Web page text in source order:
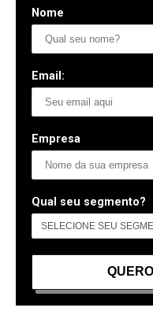
Nome
Email:
Empresa
Qual seu segmento?